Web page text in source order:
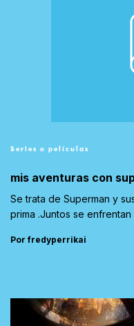
Series o películas
mis aventuras con
Se trata de Superman y
prima .Juntos se enfrentan
Por fredyperrikai